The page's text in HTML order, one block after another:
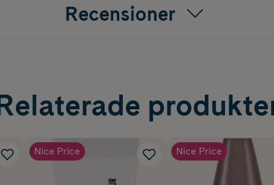
Recensioner
Nice Price Nice Price